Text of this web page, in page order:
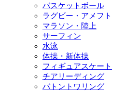
バスケットボール
ラグビー・アメフト
マラソン・陸上
サーフィン
水泳
体操・新体操
フィギュアスケート
チアリーディング
バトントワリング